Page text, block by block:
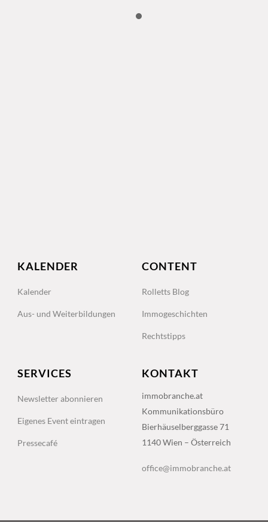
KALENDER
Kalender
Aus- und Weiterbildungen
CONTENT
Rolletts Blog
Immogeschichten
Rechtstipps
SERVICES
Newsletter abonnieren
Eigenes Event eintragen
Pressecafé
KONTAKT
immobranche.at
Kommunikationsbüro
Bierhäuselberggasse 71
1140 Wien – Österreich
office@immobranche.at